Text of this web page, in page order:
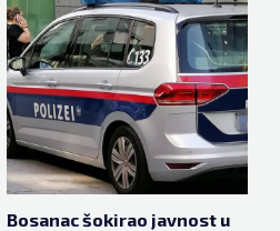
Bosanac šokirao javnost u